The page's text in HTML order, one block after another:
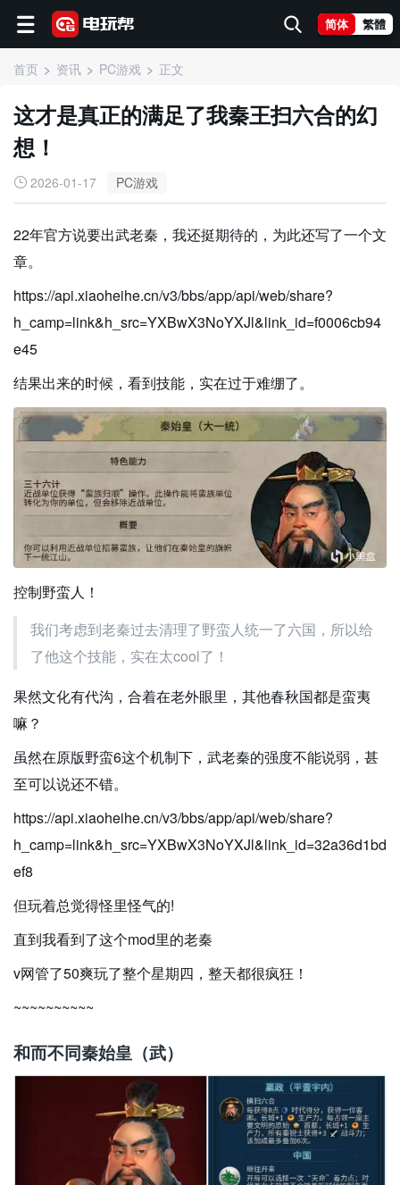
简体 繁體
首页 资讯 PC游戏 正文
这才是真正的满足了我秦王扫六合的幻
想！
2026-01-17 PC游戏
22年官方说要出武老秦，我还挺期待的，为此还写了一个文
章。
https://api.xiaoheihe.cn/v3/bbs/app/api/web/share?
h_camp=link&h_src=YXBwX3NoYXJl&link_id=f0006cb94
e45
结果出来的时候，看到技能，实在过于难绷了。
控制野蛮人！
我们考虑到老秦过去清理了野蛮人统一了六国，所以给
了他这个技能，实在太cool了！
果然文化有代沟，合着在老外眼里，其他春秋国都是蛮夷
嘛？
虽然在原版野蛮6这个机制下，武老秦的强度不能说弱，甚
至可以说还不错。
https://api.xiaoheihe.cn/v3/bbs/app/api/web/share?
h_camp=link&h_src=YXBwX3NoYXJl&link_id=32a36d1bd
ef8
但玩着总觉得怪里怪气的!
直到我看到了这个mod里的老秦
v网管了50爽玩了整个星期四，整天都很疯狂！
~~~~~~~~~~
和而不同秦始皇（武）